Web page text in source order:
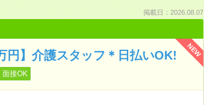
掲載日：2026.08.07
NEW
円】介護スタッフ＊日払いOK!
面接OK